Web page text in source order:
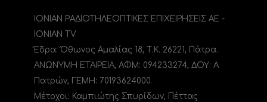
ΙΟΝΙΑΝ ΡΑΔΙΟΤΗΛΕΟΠΤΙΚΕΣ ΕΠΙΧΕΙΡΗΣΕΙΣ ΑΕ -
IONIAN TV
Έδρα: Όθωνος Αμαλίας 18, Τ.Κ. 26221, Πάτρα.
ΑΝΩΝΥΜΗ ΕΤΑΙΡΕΙΑ, ΑΦΜ: 094233274, ΔΟΥ: A
Πατρών, ΓΕΜΗ: 70193624000.
Μέτοχοι: Καμπιώτης Σπυρίδων, Πέττας